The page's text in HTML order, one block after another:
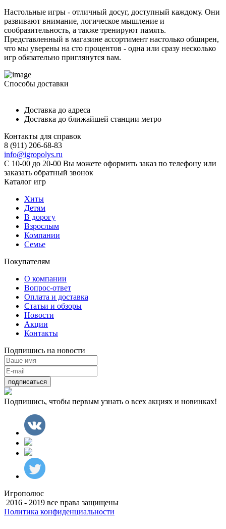
Настольные игры - отличный досуг, доступный каждому. Они
развивают внимание, логическое мышление и
сообразительность, а также тренируют память.
Представленный в магазине ассортимент настолько обширен,
что мы уверены на сто процентов - одна или сразу несколько
игр обязательно приглянутся вам.
Способы доставки
Доставка до адреса
Доставка до ближайшей станции метро
Контакты для справок
8 (911) 206-68-83
info@igropolys.ru
С 10-00 до 20-00 Вы можете оформить заказ по телефону или
заказать обратный звонок
Каталог игр
Хиты
Детям
В дорогу
Взрослым
Компании
Семье
Покупателям
О компании
Вопрос-ответ
Оплата и доставка
Статьи и обзоры
Новости
Акции
Контакты
Подпишись на новости
подписаться
Подпишись, чтобы первым узнать о всех акциях и новинках!
Игрополюс
2016 - 2019 все права защищены
Политика конфиденциальности